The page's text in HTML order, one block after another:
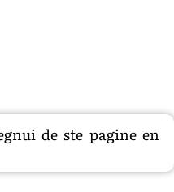
de ste pagine en